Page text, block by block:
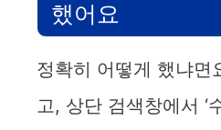
o
했어요
정확히 어떻게 했냐면
고, 상단 검색창에서 ‘